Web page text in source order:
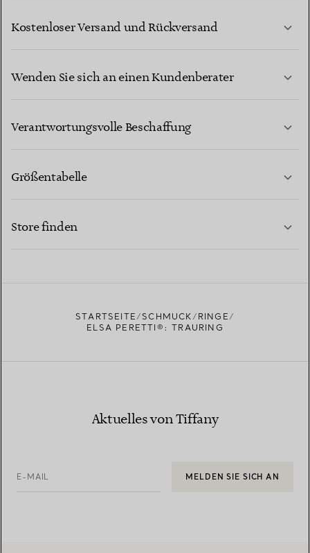
Kostenloser Versand und Rückversand
Wenden Sie sich an einen Kundenberater
Verantwortungsvolle Beschaffung
Größentabelle
Store finden
STARTSEITE SCHMUCK
RINGE
ELSA PERETTI®: TRAURING
Aktuelles von Tiffany
E-MAIL MELDEN SIE SICH AN